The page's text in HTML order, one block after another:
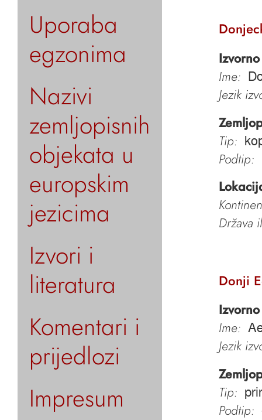
Uporaba
egzonima
Nazivi
zemljopisnih
objekata u
europskim
jezicima
Izvori i
literatura
Komentari i
prijedlozi
Impresum
Ime:
Jezik
Tip:
Podtip:
Država
Donji
Ime:
Jezik
Tip:
Podtip: